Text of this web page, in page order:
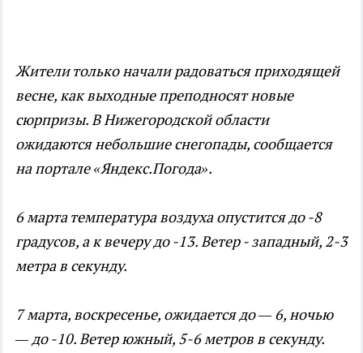
Жители только начали радоваться приходящей
весне, как выходные преподносят новые
сюрпризы. В Нижегородской области
ожидаются небольшие снегопады, сообщается
на портале «Яндекс.Погода».
6 марта температура воздуха опустится до -8
градусов, а к вечеру до -13. Ветер - западный, 2-3
метра в секунду.
7 марта, воскресенье, ожидается до — 6, ночью
— до -10. Ветер южный, 5-6 метров в секунду.